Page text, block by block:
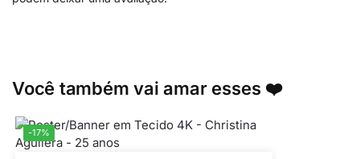
Você também vai amar esses ❤️
-17%